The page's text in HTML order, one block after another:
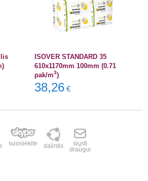
ISOVER STANDARD 35
610x1170mm 100mm (0.71
pak/m3)
38,26 €
susisiekite dalintis
siųsti
draugui